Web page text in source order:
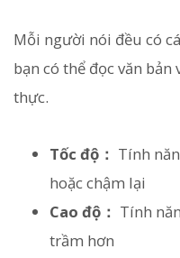
Mỗi người nói đều có
bạn có thể đọc văn
thực.
Tốc độ： Tính
hoặc chậm lại
Cao độ： Tính
trầm hơn